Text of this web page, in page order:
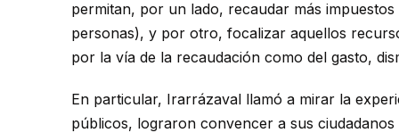
permitan, por un lado, recaudar más
personas), y por otro, focalizar aquellos
por la vía de la recaudación como del gasto,
En particular, Irarrázaval llamó a mirar la
públicos, lograron convencer a sus